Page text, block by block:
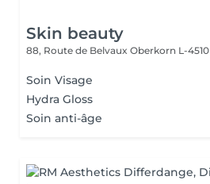
Skin beauty
88, Route de Belvaux Oberkorn L-4510
Soin Visage
Hydra Gloss
Soin anti-âge